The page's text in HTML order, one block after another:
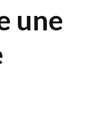
une